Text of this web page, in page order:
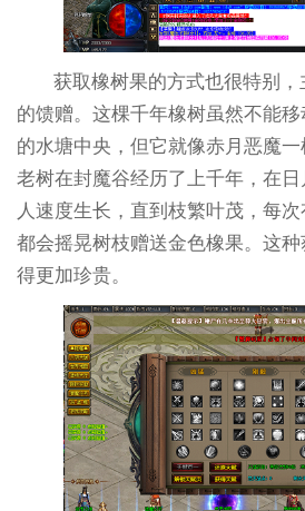
获取橡树果的方式也很特别
的馈赠。这棵千年橡树虽然不能
的水塘中央，但它就像赤月恶魔一
老树在封魔谷经历了上千年，在
人速度生长，直到枝繁叶茂，每
都会摇晃树枝赠送金色橡果。这
得更加珍贵。